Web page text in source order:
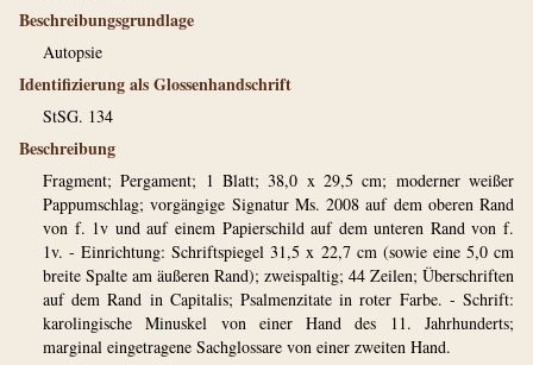
Beschreibungsgrundlage
Autopsie
Identifizierung als Glossenhandschrift
StSG. 134
Beschreibung
Fragment; Pergament; 1 Blatt; 38,0 x 29,5 cm; moderner weißer
Pappumschlag; vorgängige Signatur Ms. 2008 auf dem oberen Rand
von f. 1v und auf einem Papierschild auf dem unteren Rand von f.
1v. - Einrichtung: Schriftspiegel 31,5 x 22,7 cm (sowie eine 5,0 cm
breite Spalte am äußeren Rand); zweispaltig; 44 Zeilen; Überschriften
auf dem Rand in Capitalis; Psalmenzitate in roter Farbe. - Schrift:
karolingische Minuskel von einer Hand des 11. Jahrhunderts;
marginal eingetragene Sachglossare von einer zweiten Hand.